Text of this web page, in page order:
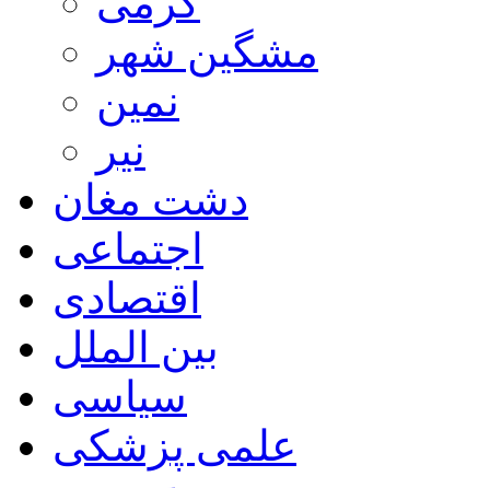
مشگین شهر
نمین
نیر
دشت مغان
اجتماعی
اقتصادی
بین الملل
سیاسی
علمی پزشکی